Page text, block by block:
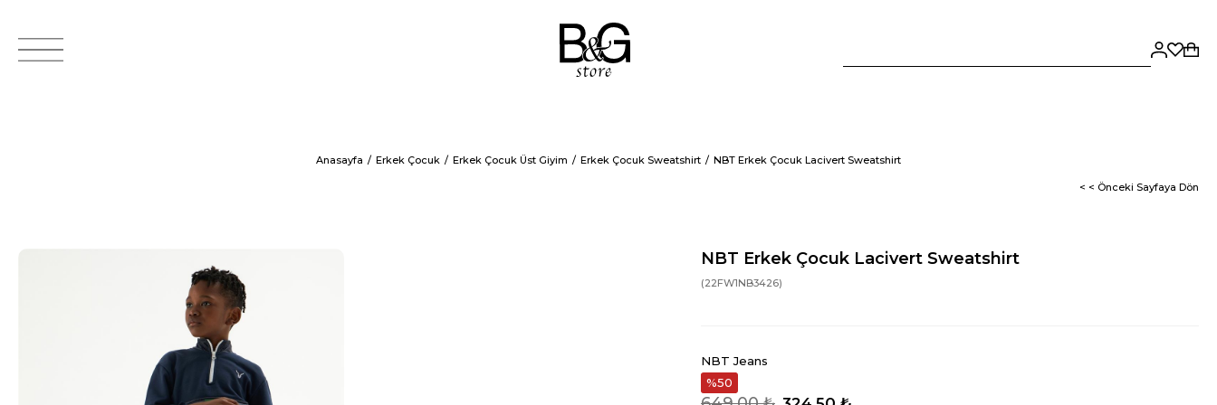
Anasayfa Erkek Çocuk Erkek Çocuk Üst Giyim Erkek Çocuk Sweatshirt NBT Erkek Çocuk Lacivert Sweatshirt
< < Önceki Sayfaya Dön
NBT Erkek Çocuk Lacivert Sweatshirt
(22FW1NB3426)
NBT Jeans
50